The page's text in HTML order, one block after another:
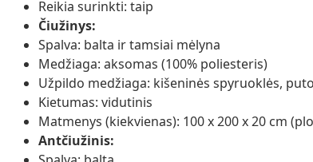
Reikia surinkti: taip
Čiužinys:
Spalva: balta ir tamsiai mėlyna
Medžiaga: aksomas (100% poliesteris)
Užpildo medžiaga: kišeninės spyruoklės,
Kietumas: vidutinis
Matmenys (kiekvienas): 100 x 200 x 20 cm
Antčiužinis: